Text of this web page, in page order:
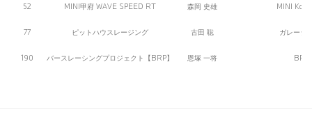
52 MINI甲府 WAVE SPEED RT 森岡 史雄 MINI
77 ピットハウスレージング 古田 聡 ガレージ
190 バースレーシングプロジェクト【BRP】 恩塚 一将